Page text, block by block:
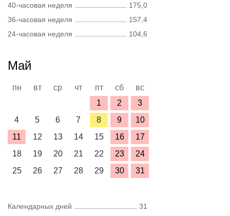
40-часовая неделя
175,0
36-часовая неделя
157,4
24-часовая неделя
104,6
Май
пн вт ср чт пт сб
вс
1
2
3
4
5 6 7 8 9
10
11
12 13 14 15 16
17
18
19 20 21 22 23
24
25
26 27 28 29 30 31
Календарных дней
31